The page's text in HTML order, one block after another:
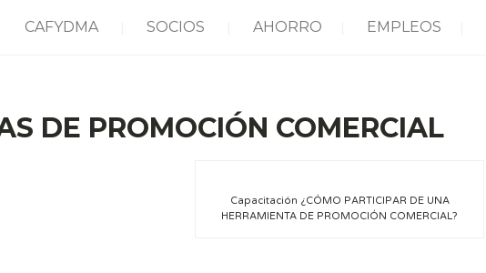
CAFYDMA SOCIOS AHORRO EMPLEOS
DE PROMOCIÓN COMERCIAL
Capacitación ¿CÓMO PARTICIPAR DE UNA
HERRAMIENTA DE PROMOCIÓN COMERCIAL?